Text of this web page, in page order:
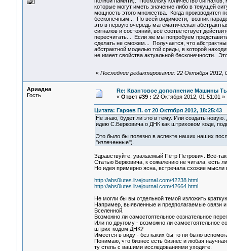
которые могут иметь значение либо в текущей
мощность этого множества. Когда производится
бесконечным... По всей видимости, возник
это в первую очередь математическая
сигналов и состояний, всё соответствует
пересчитать... Если же мы попробуем
сделать не сможем... Получается, что
абстрактной моделью той среды, в которой
не имеет свойства актуальной бесконечности.
« Последнее редактирование: 22 Октября
Ариадна
Гость
Re: Квантовое дополнение Машины
« Ответ #39 : 22 Октября 2012, 01:51:01 »
Цитата: Гаряев П. от 20 Октября 2012, 18:25:43
Не знаю, будет ли это в тему. Или создать
идею С.Берковича о ДНК как штриховом коде,
Это было бы полезно в аспекте наших наших
"излеченные").
Здравствуйте, уважаемый Пётр Петрович. Всё-
Статью Берковича, к сожалению не читала, есть
Но идея примерно ясна, встречала схожие мысли
http://abs0lutes.livejournal.com/42238.html
http://abs0lutes.livejournal.com/42664.html
Не могли бы вы отдельной темой изложить
Например, выявленные и предполагаемые связи
Вселенной.
Возможно ли самостоятельное сознательное
Или по другому - возможно ли самостоятельное
штрих-кодом ДНК?
Имеется в виду - без каких бы то ни было
Понимаю, что бизнес есть бизнес и любая
ту степь с вашими исследованиями уходите.